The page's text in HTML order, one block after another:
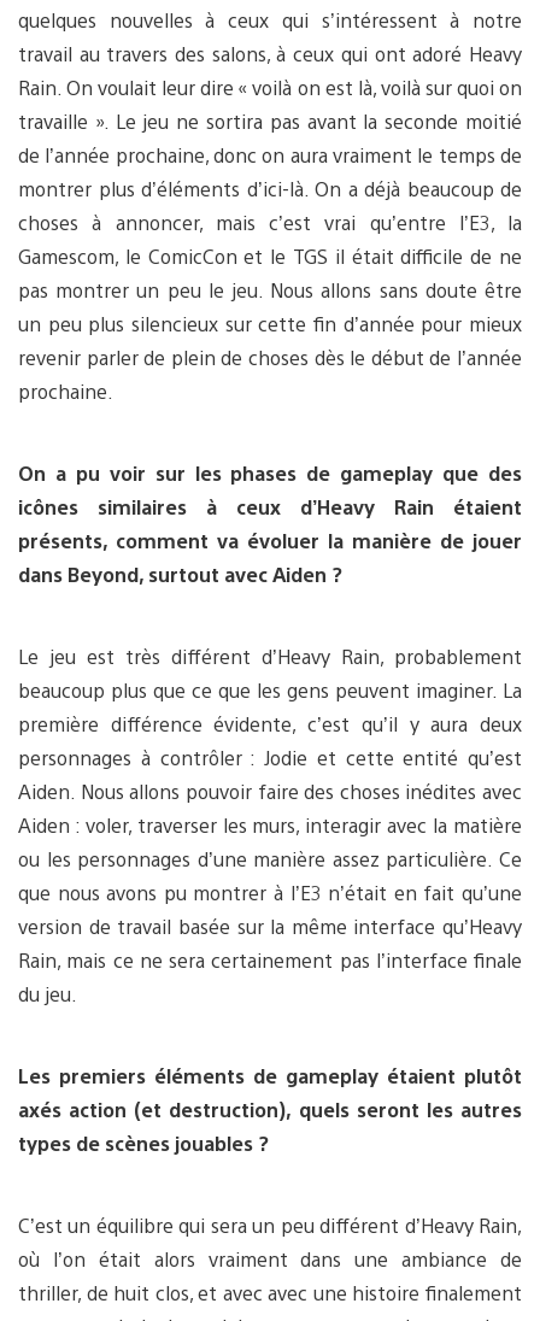
quelques nouvelles à ceux qui s’intéressent à notre
travail au travers des salons, à ceux qui ont adoré Heavy
Rain. On voulait leur dire « voilà on est là, voilà sur quoi on
travaille ». Le jeu ne sortira pas avant la seconde moitié
de l’année prochaine, donc on aura vraiment le temps de
montrer plus d’éléments d’ici-là. On a déjà beaucoup de
choses à annoncer, mais c’est vrai qu’entre l’E3, la
Gamescom, le ComicCon et le TGS il était difficile de ne
pas montrer un peu le jeu. Nous allons sans doute être
un peu plus silencieux sur cette fin d’année pour mieux
revenir parler de plein de choses dès le début de l’année
prochaine.
On a pu voir sur les phases de gameplay que des
icônes similaires à ceux d’Heavy Rain étaient
présents, comment va évoluer la manière de jouer
dans Beyond, surtout avec Aiden ?
Le jeu est très différent d’Heavy Rain, probablement
beaucoup plus que ce que les gens peuvent imaginer. La
première différence évidente, c’est qu’il y aura deux
personnages à contrôler : Jodie et cette entité qu’est
Aiden. Nous allons pouvoir faire des choses inédites avec
Aiden : voler, traverser les murs, interagir avec la matière
ou les personnages d’une manière assez particulière. Ce
que nous avons pu montrer à l’E3 n’était en fait qu’une
version de travail basée sur la même interface qu’Heavy
Rain, mais ce ne sera certainement pas l’interface finale
du jeu.
Les premiers éléments de gameplay étaient plutôt
axés action (et destruction), quels seront les autres
types de scènes jouables ?
C’est un équilibre qui sera un peu différent d’Heavy Rain,
où l’on était alors vraiment dans une ambiance de
thriller, de huit clos, et avec avec une histoire finalement